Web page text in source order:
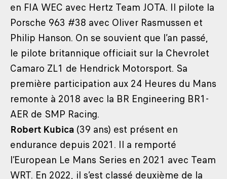
en FIA WEC avec Hertz Team JOTA. Il pilote la
Porsche 963 #38 avec Oliver Rasmussen et
Philip Hanson. On se souvient que l’an passé,
le pilote britannique officiait sur la Chevrolet
Camaro ZL1 de Hendrick Motorsport. Sa
première participation aux 24 Heures du Mans
remonte à 2018 avec la BR Engineering BR1-
AER de SMP Racing.
Robert Kubica (39 ans) est présent en
endurance depuis 2021. Il a remporté
l’European Le Mans Series en 2021 avec Team
WRT. En 2022, il s’est classé deuxième de la